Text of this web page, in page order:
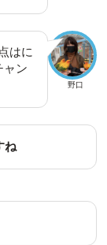
野口
はに
ン
ね